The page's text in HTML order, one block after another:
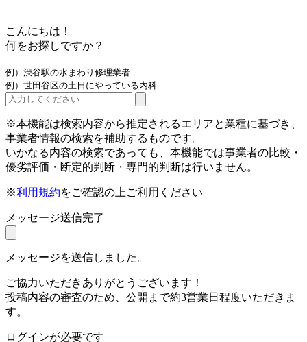
こんにちは！
何をお探しですか？
例）渋谷駅の水まわり修理業者
例）世田谷区の土日にやっている内科
※本機能は検索内容から推定されるエリアと業種に基づき、
事業者情報の検索を補助するものです。
いかなる内容の検索であっても、本機能では事業者の比較・
優劣評価・断定的判断・専門的判断は行いません。
※利用規約をご確認の上ご利用ください
メッセージ送信完了
メッセージを送信しました。
ご協力いただきありがとうございます！
投稿内容の審査のため、公開まで約3営業日程度いただきま
す。
ログインが必要です